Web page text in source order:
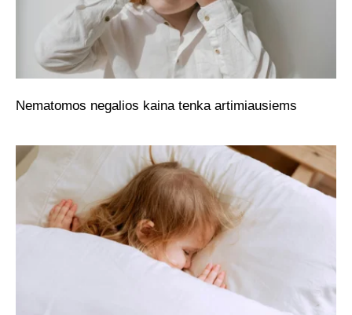
Nematomos negalios kaina tenka artimiausiems